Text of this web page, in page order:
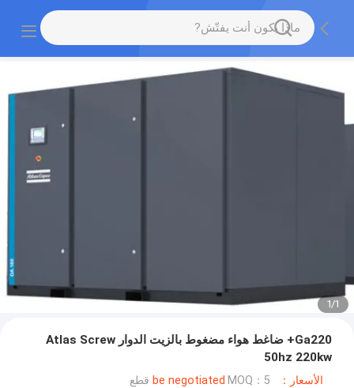
1
/
1
Ga220+ ضاغط هواء مضغوط بالزيت الدوار Atlas Screw
50hz 220kw
الأسعار：be negotiated MOQ：5 قطع